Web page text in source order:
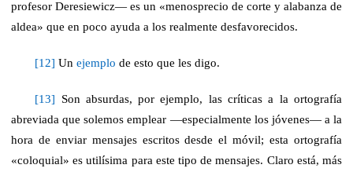
profesor Deresiewicz— es un «menosprecio de corte y alabanza de
aldea» que en poco ayuda a los realmente desfavorecidos.
[12] Unejemplo de esto que les digo.
[13] Son absurdas, por ejemplo, las críticas a la ortografía
abreviada que solemos emplear —especialmente los jóvenes— a la
hora de enviar mensajes escritos desde el móvil; esta ortografía
«coloquial» es utilísima para este tipo de mensajes. Claro está, más